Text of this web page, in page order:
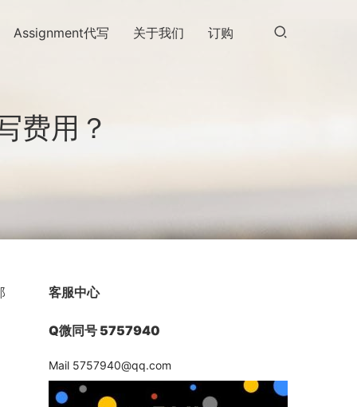
Assignment代写 关于我们 订购
费用？
客服中心
Q微同号 5757940
Mail 5757940@qq.com